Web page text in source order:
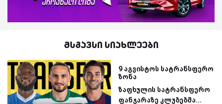
მსგავსი სიახლეები
9 აგვისტოს სატრანსფერო
ზონა
ზაფხულის სატრანსფერო
ფანჯარაზე კლუბებმა...